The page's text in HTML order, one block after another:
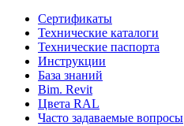
Сертификаты
Технические каталоги
Технические паспорта
Инструкции
База знаний
Bim. Revit
Цвета RAL
Часто задаваемые вопросы